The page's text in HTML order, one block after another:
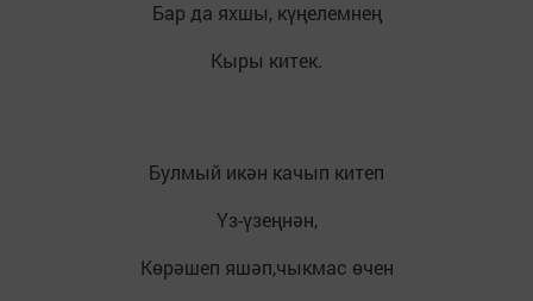
Бар да яхшы, күңелемнең
Кыры китек.
Булмый икән качып китеп
Үз-үзеңнән,
Көрәшеп яшәп,чыкмас өчен